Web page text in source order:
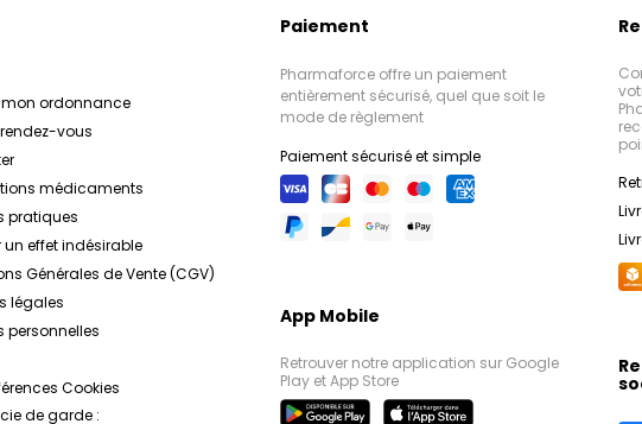
mon ordonnance
vous
médicaments
pratiques
un effet indésirable
Générales de Vente (CGV)
légales
personnelles
Cookies
de garde :
Paiement
Pharmaforce offre un paiement
entièrement sécurisé, quel que soit le
mode de règlement
Paiement sécurisé et simple
App Mobile
Retrouver notre application sur Google
Play et App Store